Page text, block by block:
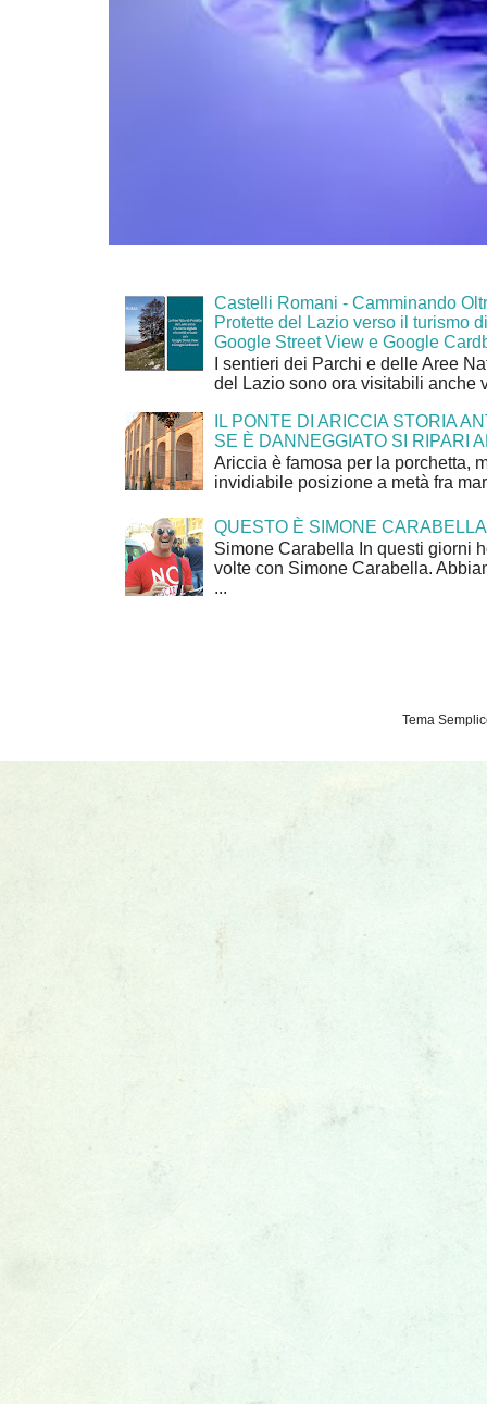
Castelli Romani - Camminando
Protette del Lazio verso il turismo
Google Street View e Google
I sentieri dei Parchi e delle Aree
del Lazio sono ora visitabili anche
IL PONTE DI ARICCIA STORIA
SE È DANNEGGIATO SI RIPARI
Ariccia è famosa per la porchetta,
invidiabile posizione a metà fra
QUESTO È SIMONE CARABELLA
Simone Carabella In questi giorni
volte con Simone Carabella.
...
Tema